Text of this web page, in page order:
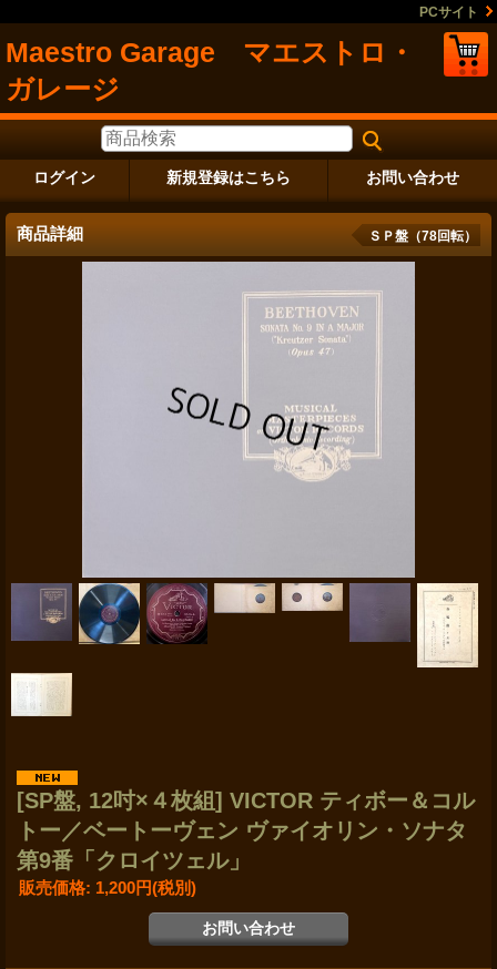
PCサイト
Maestro Garage マエストロ・
ガレージ
ログイン 新規登録はこちら お問い合わせ
商品詳細 ＳＰ盤（78回転）
[SP盤, 12吋×４枚組] VICTOR ティボー＆コル
トー／ベートーヴェン ヴァイオリン・ソナタ
第9番「クロイツェル」
販売価格: 1,200円(税別)